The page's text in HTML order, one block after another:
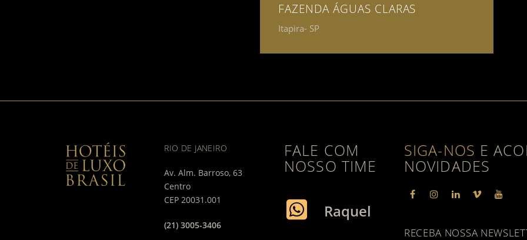
FAZENDA ÁGUAS CLARAS
Itapira- SP
RIO DE JANEIRO
Av. Alm. Barroso, 63
Centro
CEP 20031.001
(21) 3005-3406
FALE COM
NOSSO TIME
Raquel
SIGA-NOS E
NOVIDADES
facebookinstagram
linkedinvimeo
RECEBA NOSSA